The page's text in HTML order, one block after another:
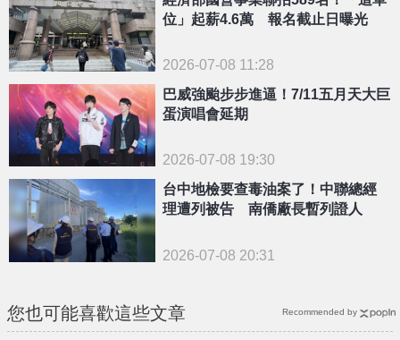
位」起薪4.6萬 報名截止日曝光
2026-07-08 11:28
巴威強颱步步進逼！7/11五月天大巨
蛋演唱會延期
2026-07-08 19:30
台中地檢要查毒油案了！中聯總經
理遭列被告 南僑廠長暫列證人
2026-07-08 20:31
您也可能喜歡這些文章 Recommended by